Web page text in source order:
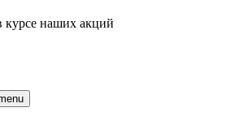
курсе наших акций